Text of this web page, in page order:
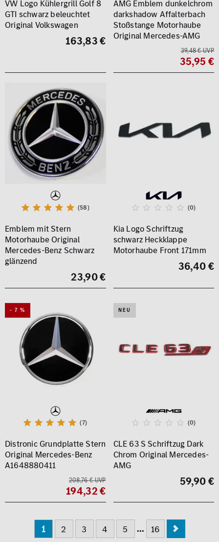
VW Logo Kühlergrill Golf 8
GTI schwarz beleuchtet
Original Volkswagen
163,83 €
AMG Emblem dunkelchrom
darkshadow Affalterbach
Stoßstange Motorhaube
Original Mercedes-AMG
39,48 € UVP
35,95 €
(58)
Emblem mit Stern
Motorhaube Original
Mercedes-Benz Schwarz
glänzend
23,90 €
(0)
Kia Logo Schriftzug
schwarz Heckklappe
Motorhaube Front 171mm
36,40 €
- 7 %
(7)
Distronic Grundplatte Stern
Original Mercedes-Benz
A1648880411
208,76 € UVP
194,32 €
NEU
(0)
CLE 63 S Schriftzug Dark
Chrom Original Mercedes-
AMG
59,90 €
1 2 3 4 5 ... 16